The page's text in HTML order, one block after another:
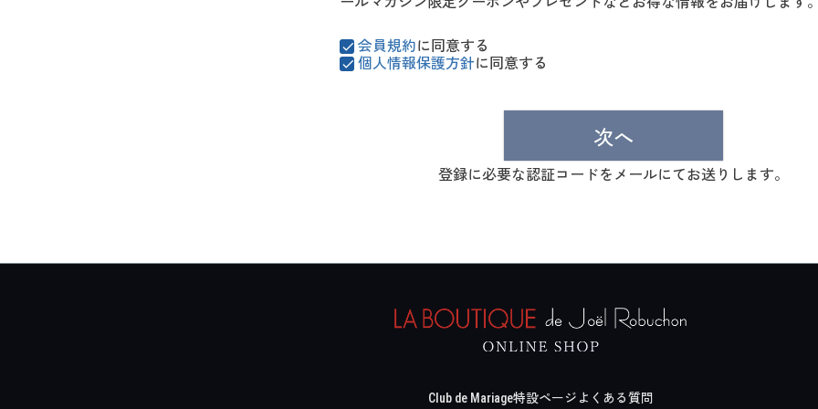
会員規約に同意する
個人情報保護方針に同意する
次へ
登録に必要な認証コードをメールにてお送りします。
Club de Mariage特設ページ よくある質問